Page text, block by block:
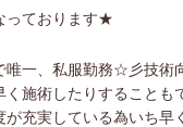
っております★
唯一、私服勤務☆彡技術
施術したりすることも
が充実している為いち